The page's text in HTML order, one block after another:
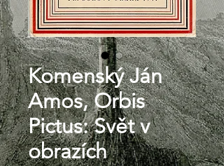
Komenský Ján
Amos, Orbis
Pictus: Svět v
obrazích